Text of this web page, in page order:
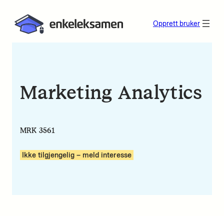
Opprett bruker
Marketing Analytics
MRK 3561
Ikke tilgjengelig – meld interesse